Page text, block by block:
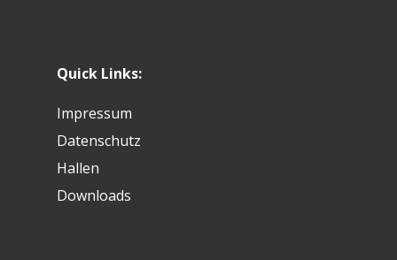
Quick Links:
Impressum
Datenschutz
Hallen
Downloads